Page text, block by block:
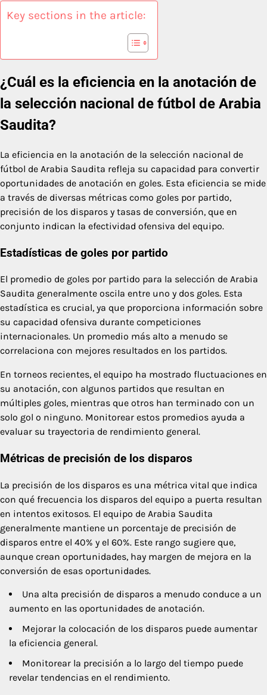
Key sections in the article:
¿Cuál es la eficiencia en la anotación de
la selección nacional de fútbol de Arabia
Saudita?
La eficiencia en la anotación de la selección nacional de
fútbol de Arabia Saudita refleja su capacidad para convertir
oportunidades de anotación en goles. Esta eficiencia se mide
a través de diversas métricas como goles por partido,
precisión de los disparos y tasas de conversión, que en
conjunto indican la efectividad ofensiva del equipo.
Estadísticas de goles por partido
El promedio de goles por partido para la selección de Arabia
Saudita generalmente oscila entre uno y dos goles. Esta
estadística es crucial, ya que proporciona información sobre
su capacidad ofensiva durante competiciones
internacionales. Un promedio más alto a menudo se
correlaciona con mejores resultados en los partidos.
En torneos recientes, el equipo ha mostrado fluctuaciones en
su anotación, con algunos partidos que resultan en
múltiples goles, mientras que otros han terminado con un
solo gol o ninguno. Monitorear estos promedios ayuda a
evaluar su trayectoria de rendimiento general.
Métricas de precisión de los disparos
La precisión de los disparos es una métrica vital que indica
con qué frecuencia los disparos del equipo a puerta resultan
en intentos exitosos. El equipo de Arabia Saudita
generalmente mantiene un porcentaje de precisión de
disparos entre el 40% y el 60%. Este rango sugiere que,
aunque crean oportunidades, hay margen de mejora en la
conversión de esas oportunidades.
Una alta precisión de disparos a menudo conduce a un
aumento en las oportunidades de anotación.
Mejorar la colocación de los disparos puede aumentar
la eficiencia general.
Monitorear la precisión a lo largo del tiempo puede
revelar tendencias en el rendimiento.